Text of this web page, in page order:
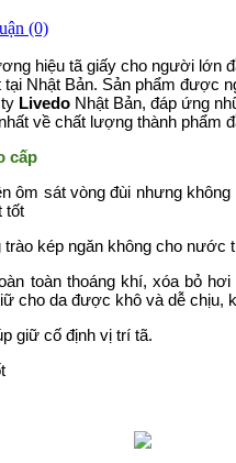
(0)
hiệu tã giấy cho người lớn
tại Nhật Bản. Sản phẩm được
Livedo Nhật Bản, đáp ứng
về chất lượng thành phẩm
cấp
ôm sát vòng đùi nhưng không
tốt
kép ngăn không cho nước
toàn thoáng khí, xóa bỏ hơi
cho da được khô và dễ chịu,
giữ cố định vị trí tã.